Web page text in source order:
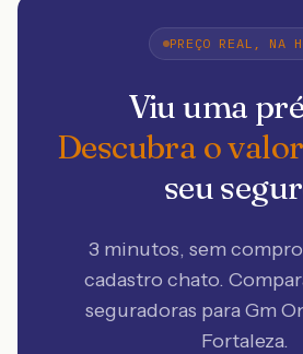
PREÇO REAL, NA
Viu uma
Descubra o
seu
3 minutos, sem
cadastro chato.
seguradoras para Gm
Fortaleza.